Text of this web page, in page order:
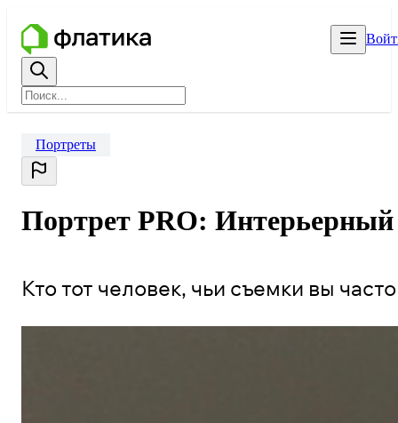
Портреты
Портрет PRO:
Кто тот человек, чьи съемки вы